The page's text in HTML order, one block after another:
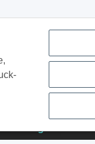
ansehen